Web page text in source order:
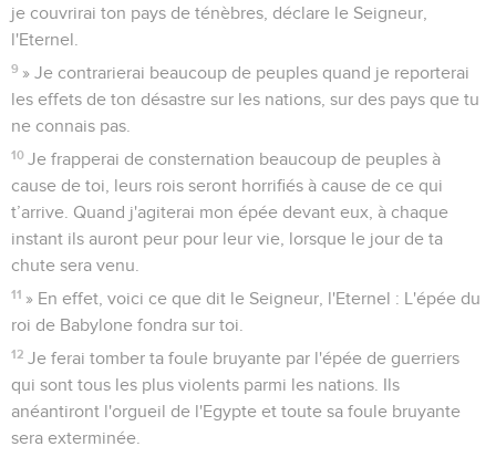
je couvrirai ton pays de ténèbres, déclare le Seigneur,
l'Eternel.
9 » Je contrarierai beaucoup de peuples quand je reporterai
les effets de ton désastre sur les nations, sur des pays que tu
ne connais pas.
10 Je frapperai de consternation beaucoup de peuples à
cause de toi, leurs rois seront horrifiés à cause de ce qui
t’arrive. Quand j'agiterai mon épée devant eux, à chaque
instant ils auront peur pour leur vie, lorsque le jour de ta
chute sera venu.
11 » En effet, voici ce que dit le Seigneur, l'Eternel : L'épée du
roi de Babylone fondra sur toi.
12 Je ferai tomber ta foule bruyante par l'épée de guerriers
qui sont tous les plus violents parmi les nations. Ils
anéantiront l'orgueil de l'Egypte et toute sa foule bruyante
sera exterminée.